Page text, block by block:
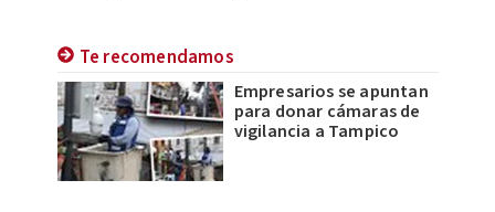
Te recomendamos
Empresarios se apuntan
para donar cámaras de
vigilancia a Tampico